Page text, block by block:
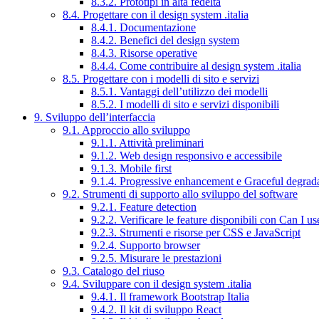
8.4. Progettare con il design system .italia
8.4.1. Documentazione
8.4.2. Benefici del design system
8.4.3. Risorse operative
8.4.4. Come contribuire al design system .italia
8.5. Progettare con i modelli di sito e servizi
8.5.1. Vantaggi dell’utilizzo dei modelli
8.5.2. I modelli di sito e servizi disponibili
9. Sviluppo dell’interfaccia
9.1. Approccio allo sviluppo
9.1.1. Attività preliminari
9.1.2. Web design responsivo e accessibile
9.1.3. Mobile first
9.1.4. Progressive enhancement e Graceful
9.2. Strumenti di supporto allo sviluppo del software
9.2.1. Feature detection
9.2.2. Verificare le feature disponibili con Can I
9.2.3. Strumenti e risorse per CSS e JavaScript
9.2.4. Supporto browser
9.2.5. Misurare le prestazioni
9.3. Catalogo del riuso
9.4. Sviluppare con il design system .italia
9.4.1. Il framework Bootstrap Italia
9.4.2. Il kit di sviluppo React